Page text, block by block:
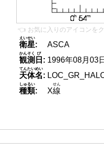
👈 お気に入りのアイコンをク
衛星
えいせい
:
ASCA
観測
かんそく
日
び
: 1996年08月03日
天体名
てんたいめい
:
種類
しゅるい
: X線
せん